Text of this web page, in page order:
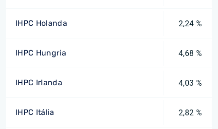
IHPC Holanda 2,24 %
IHPC Hungria 4,68 %
IHPC Irlanda 4,03 %
IHPC Itália 2,82 %